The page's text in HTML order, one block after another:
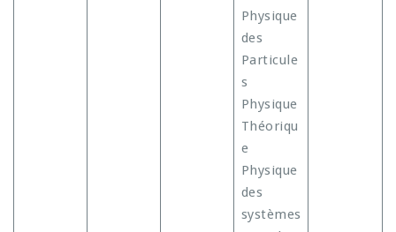
Physique
des
Particule
s
Physique
Théoriqu
e
Physique
des
systèmes